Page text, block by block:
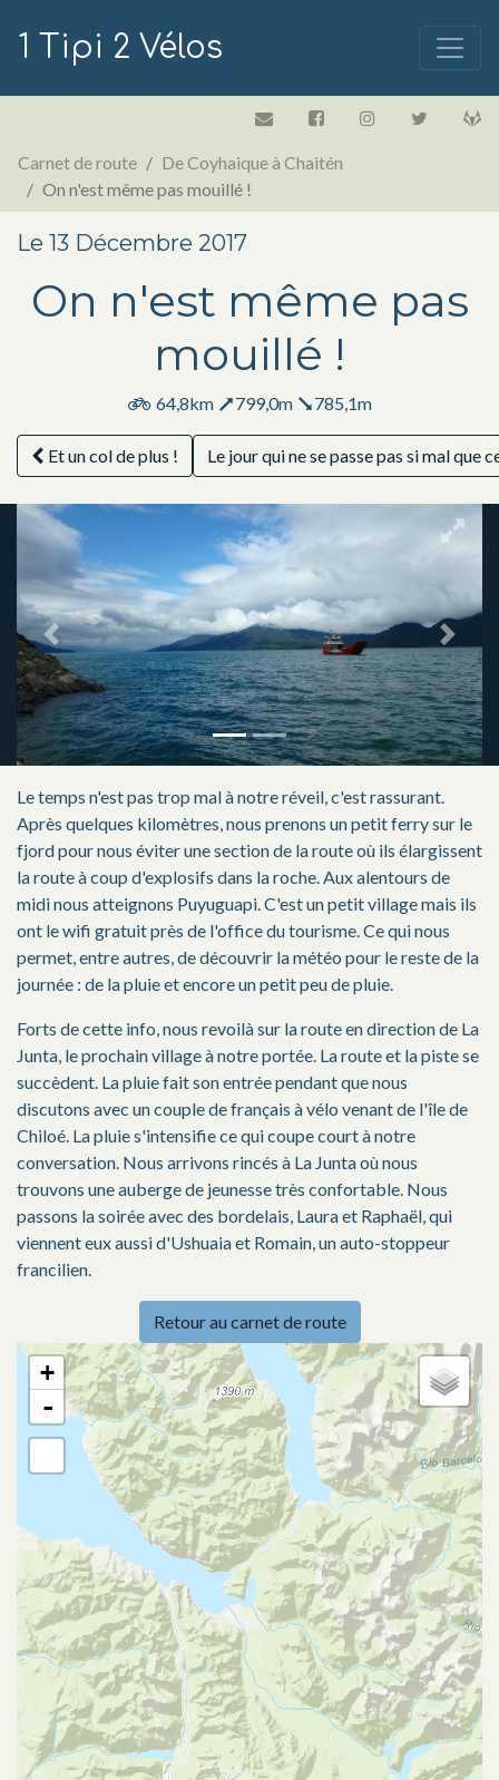
1 Tipi 2 Vélos
Carnet de route
De Coyhaique à Chaitén
On n'est même pas mouillé !
Le 13 Décembre 2017
On n'est même pas
mouillé !
64,8km 799,0m 785,1m
Et un col de plus ! Le jour qui ne se passe pas si mal que
Previous Next
Le temps n'est pas trop mal à notre réveil, c'est rassurant.
Après quelques kilomètres, nous prenons un petit ferry sur le
fjord pour nous éviter une section de la route où ils élargissent
la route à coup d'explosifs dans la roche. Aux alentours de
midi nous atteignons Puyuguapi. C'est un petit village mais ils
ont le wifi gratuit près de l'office du tourisme. Ce qui nous
permet, entre autres, de découvrir la météo pour le reste de la
journée : de la pluie et encore un petit peu de pluie.
Forts de cette info, nous revoilà sur la route en direction de La
Junta, le prochain village à notre portée. La route et la piste se
succèdent. La pluie fait son entrée pendant que nous
discutons avec un couple de français à vélo venant de l'île de
Chiloé. La pluie s'intensifie ce qui coupe court à notre
conversation. Nous arrivons rincés à La Junta où nous
trouvons une auberge de jeunesse très confortable. Nous
passons la soirée avec des bordelais, Laura et Raphaël, qui
viennent eux aussi d'Ushuaia et Romain, un auto-stoppeur
francilien.
Retour au carnet de route
+
-